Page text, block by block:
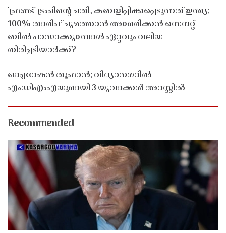
'ഫ്രണ്ട്' ട്രംപിന്റെ ചതി, കബളിപ്പിക്കപ്പെടുന്നത് ഇന്ത്യ;
100% താരിഫ് ചുമത്താൻ അമേരിക്കൻ സെനറ്റ്
ബിൽ പാസാക്കുമ്പോൾ ഏറ്റവും വലിയ
തിരിച്ചടിയാർക്ക്?
ഓപ്പറേഷൻ തൂഫാൻ; വിദ്യാനഗറിൽ
എംഡിഎംഎയുമായി 3 യുവാക്കൾ അറസ്റ്റിൽ
Recommended